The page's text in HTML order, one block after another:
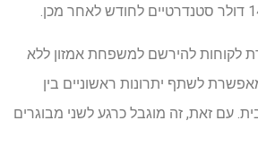
לקוחות להירשם למשפחת אמזון ללא
לשתף יתרונות ראשוניים בין
עם זאת, זה מוגבל כרגע לשני מבוגרים